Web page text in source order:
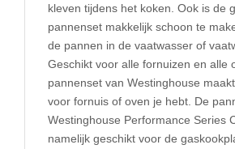
kleven tijdens het koken. Ook is de
pannenset makkelijk schoon te
de pannen in de vaatwasser of
Geschikt voor alle fornuizen en alle
pannenset van Westinghouse
voor fornuis of oven je hebt. De
Westinghouse Performance Series
namelijk geschikt voor de